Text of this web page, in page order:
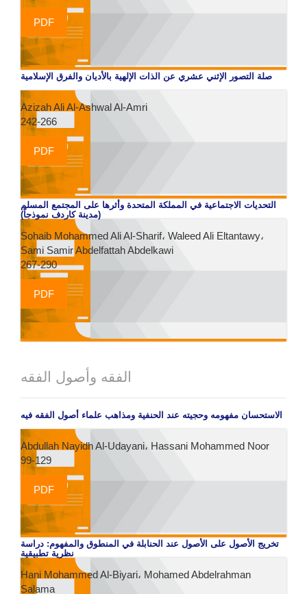
PDF
صلة التصور الإثني عشري عن الذات الإلهية بالأديان والفرق الإسلامية
Azizah Ali Al-Ashwal Al-Amri
242-266
PDF
التحديات الاجتماعية في المملكة المتحدة وأثرها على المجتمع المسلم
(مدينة كاردف نموذجاً)
Sohaib Mohammed Ali Al-Sharif، Waleed Ali Eltantawy،
Sami Samir Abdelfattah Abdelkawi
267-290
PDF
الفقه وأصول الفقه
الاستحسان مفهومه وحجيته عند الحنفية ومذاهب علماء أصول الفقه فيه
Abdullah Nayidh Al-Udayani، Hassani Mohammed Noor
99-129
PDF
تخريج الأصول على الأصول عند الحنابلة في المنطوق والمفهوم: دراسة
نظرية تطبيقية
Hani Mohammed Al-Biyari، Mohamed Abdelrahman
Salama